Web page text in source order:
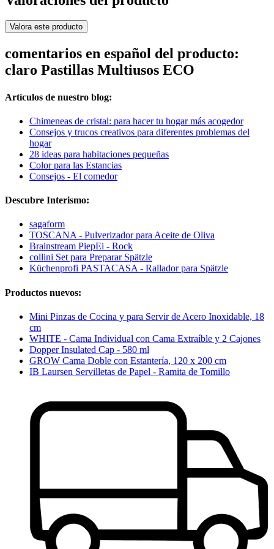
Valora este producto
comentarios en español del producto:
claro Pastillas Multiusos ECO
Artículos de nuestro blog:
Chimeneas de cristal: para hacer tu hogar más acogedor
Consejos y trucos creativos para diferentes problemas del
hogar
28 ideas para habitaciones pequeñas
Color para las Estancias
Consejos - El comedor
Descubre Interismo:
sagaform
TOSCANA - Pulverizador para Aceite de Oliva
Brainstream PiepEi - Rock
collini Set para Preparar Spätzle
Küchenprofi PASTACASA - Rallador para Spätzle
Productos nuevos:
Mini Pinzas de Cocina y para Servir de Acero Inoxidable, 18
cm
WHITE - Cama Individual con Cama Extraíble y 2 Cajones
Dopper Insulated Cap - 580 ml
GROW Cama Doble con Estantería, 120 x 200 cm
IB Laursen Servilletas de Papel - Ramita de Tomillo